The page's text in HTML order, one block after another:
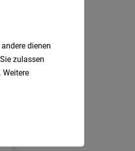
dienen
zulassen